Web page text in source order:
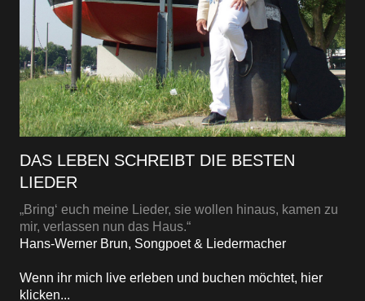
DAS LEBEN SCHREIBT DIE BESTEN
LIEDER
„Bring‘ euch meine Lieder, sie wollen hinaus, kamen zu
mir, verlassen nun das Haus.“
Hans-Werner Brun, Songpoet & Liedermacher
Wenn ihr mich live erleben und buchen möchtet, hier
klicken...